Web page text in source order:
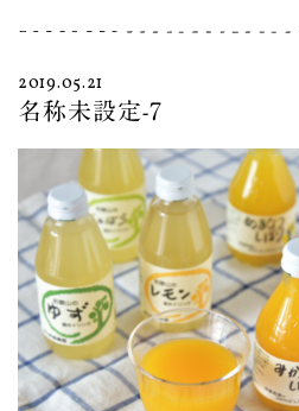
2019.05.21
名称未設定-7